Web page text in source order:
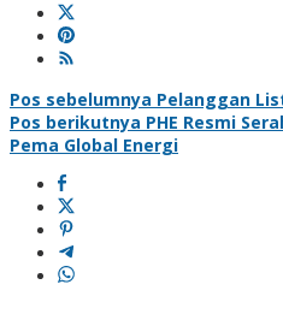
Navigasi
pos
Pos sebelumnya Pelanggan
Pos berikutnya PHE Resmi
Pema Global Energi